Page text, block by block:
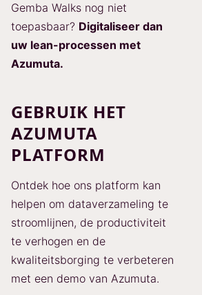
Gemba Walks nog niet
toepasbaar? Digitaliseer dan
uw lean-processen met
Azumuta.
GEBRUIK HET
AZUMUTA
PLATFORM
Ontdek hoe ons platform kan
helpen om dataverzameling te
stroomlijnen, de productiviteit
te verhogen en de
kwaliteitsborging te verbeteren
met een demo van Azumuta.